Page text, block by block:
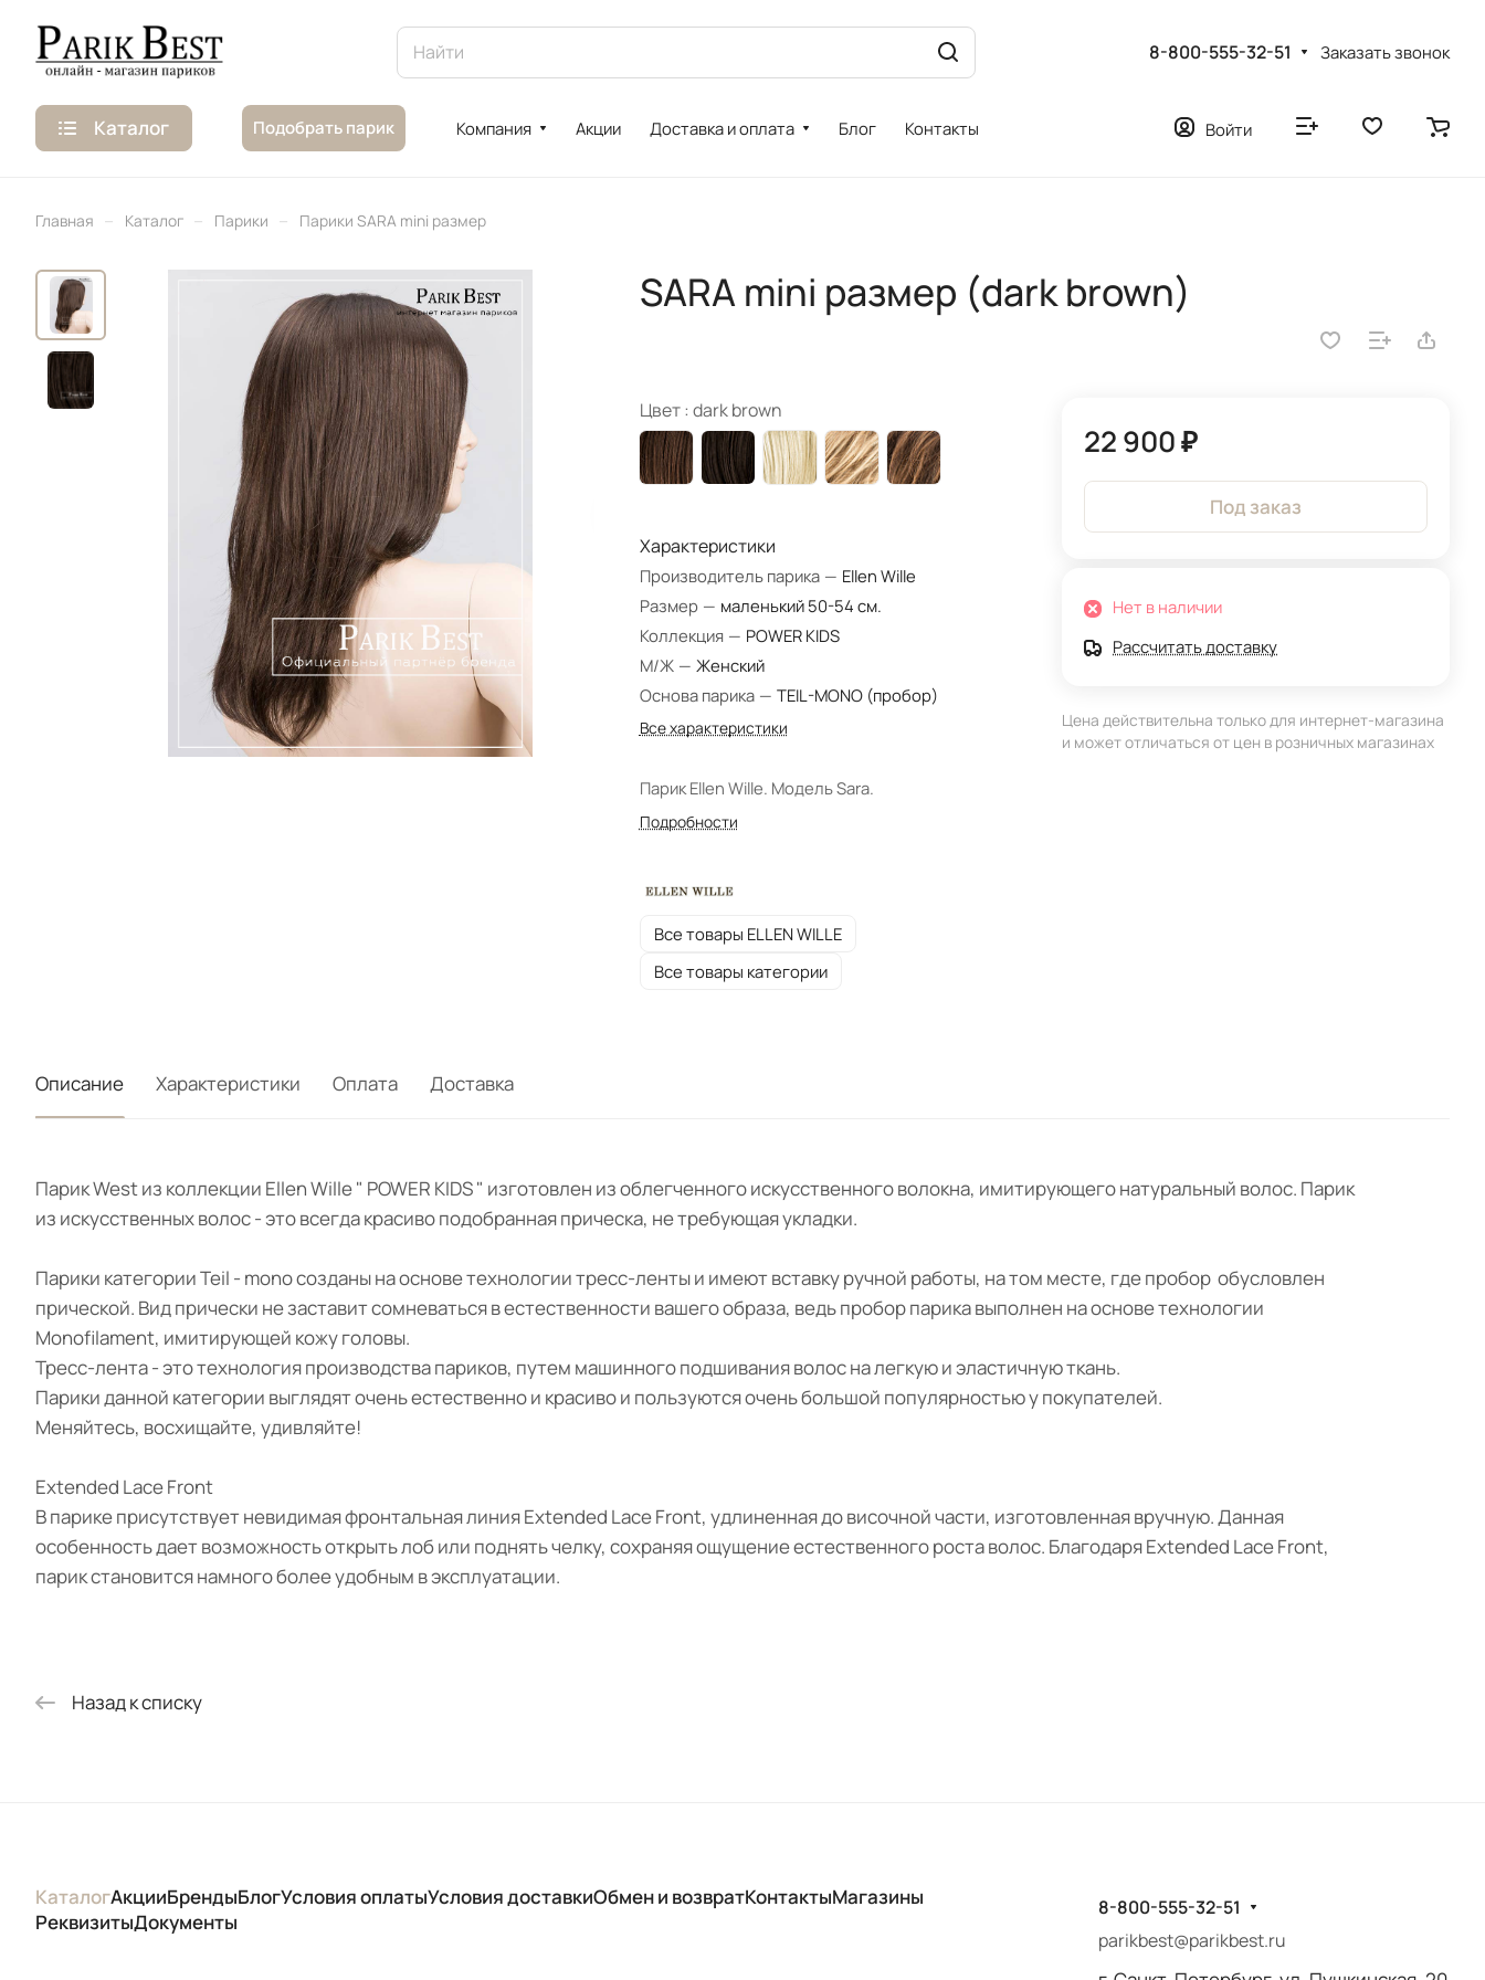
8-800-555-32-51 Заказать звонок
Каталог Подобрать парик Компания Акции Доставка и оплата Блог Контакты Войти
Главная – Каталог – Парики – Парики SARA mini размер
SARA mini размер (dark brown)
Цвет : dark brown
Характеристики
Производитель парика — Ellen Wille
Размер — маленький 50-54 см.
Коллекция — POWER KIDS
М/Ж — Женский
Основа парика — TEIL-MONO (пробор)
Все характеристики
Парик Ellen Wille. Модель Sara.
Подробности
Все товары ELLEN WILLE
Все товары категории
22 900 ₽
Под заказ
Нет в наличии
Рассчитать доставку
Цена действительна только для интернет-магазина
и может отличаться от цен в розничных магазинах
Описание Характеристики Оплата Доставка
Парик West из коллекции Ellen Wille " POWER KIDS " изготовлен из облегченного искусственного волокна, имитирующего натуральный волос. Парик
из искусственных волос - это всегда красиво подобранная прическа, не требующая укладки.
Парики категории Teil - mono созданы на основе технологии тресс-ленты и имеют вставку ручной работы, на том месте, где пробор обусловлен
прической. Вид прически не заставит сомневаться в естественности вашего образа, ведь пробор парика выполнен на основе технологии
Monofilament, имитирующей кожу головы.
Тресс-лента - это технология производства париков, путем машинного подшивания волос на легкую и эластичную ткань.
Парики данной категории выглядят очень естественно и красиво и пользуются очень большой популярностью у покупателей.
Меняйтесь, восхищайте, удивляйте!
Extended Lace Front
В парике присутствует невидимая фронтальная линия Extended Lace Front, удлиненная до височной части, изготовленная вручную. Данная
особенность дает возможность открыть лоб или поднять челку, сохраняя ощущение естественного роста волос. Благодаря Extended Lace Front,
парик становится намного более удобным в эксплуатации.
Назад к списку
КаталогАкцииБрендыБлогУсловия оплатыУсловия доставкиОбмен и возвратКонтактыМагазины
РеквизитыДокументы
8-800-555-32-51
parikbest@parikbest.ru